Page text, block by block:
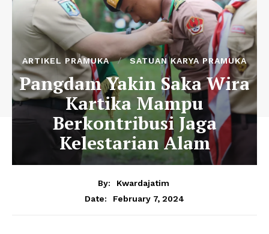
ARTIKEL PRAMUKA SATUAN KARYA PRAMUKA
Pangdam Yakin Saka Wira
Kartika Mampu
Berkontribusi Jaga
Kelestarian Alam
By:
Kwardajatim
Date:
February 7, 2024